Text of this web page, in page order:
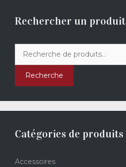
Rechercher un produit
pour :
Recherche
Catégories de produits
Accessoires